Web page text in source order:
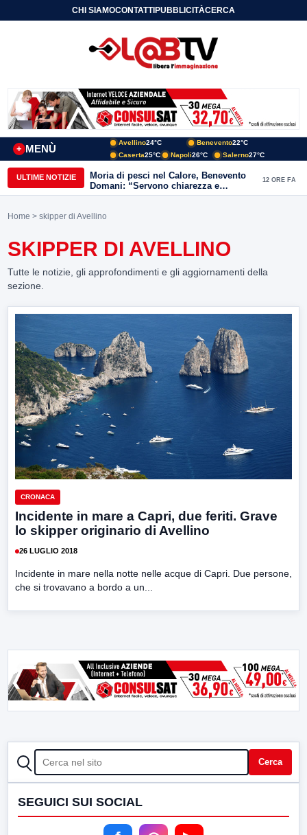
CHI SIAMOCONTATTIPUBBLICITÀCERCA
MENÙ
+
Avellino24°C Benevento22°C
Caserta25°C Napoli26°C Salerno27°C
ULTIME NOTIZIE
Moria di pesci nel Calore, Benevento
Domani: “Servono chiarezza e
approfondimenti sulla gestione
12 ORE FA
Home > skipper di Avellino
SKIPPER DI AVELLINO
Tutte le notizie, gli approfondimenti e gli aggiornamenti della
sezione.
CRONACA
Incidente in mare a Capri, due feriti. Grave
lo skipper originario di Avellino
26 LUGLIO 2018
Incidente in mare nella notte nelle acque di Capri. Due persone,
che si trovavano a bordo a un...
CERCA Cerca
SEGUICI SUI SOCIAL